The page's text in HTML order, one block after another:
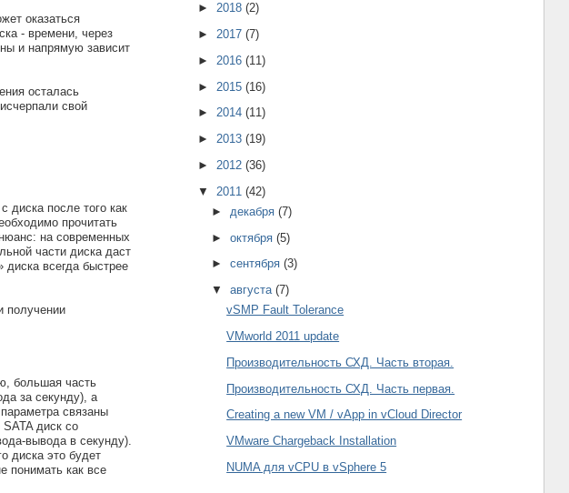
оказаться
- времени, через
и напрямую зависит
осталась
свой
диска после того как
прочитать
на современных
части диска даст
всегда быстрее
получении
большая часть
за секунду), а
связаны
диск со
вывода в секунду).
диска это будет
понимать как все
► 2018 (2)
► 2017 (7)
► 2016 (11)
► 2015 (16)
► 2014 (11)
► 2013 (19)
► 2012 (36)
▼ 2011 (42)
► декабря(7)
►октября(5)
►сентября(3)
▼августа(7)
vSMP Fault Tolerance
VMworld 2011 update
Производительность СХД. Часть вторая.
Производительность СХД. Часть первая.
Creating a new VM / vApp in vCloud Director
VMware Chargeback Installation
NUMA для vCPU в vSphere 5